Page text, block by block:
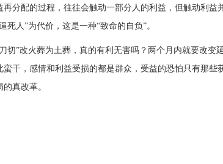
再分配的过程，往往会触动一部分人的利益，但触动利
死人”为代价，这是一种“致命的自负”。
切”改火葬为土葬，真的有利无害吗？两个月内就要改
蛮干，感情和利益受损的都是群众，受益的恐怕只有那些
真改革。